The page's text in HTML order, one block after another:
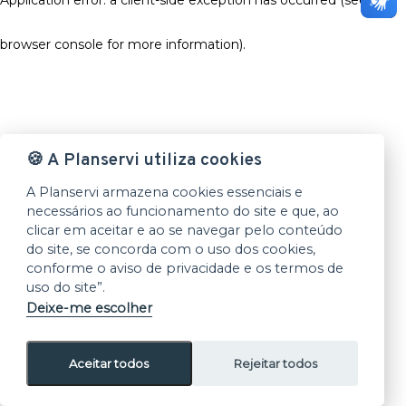
browser console for more information).
🍪 A Planservi utiliza cookies
A Planservi armazena cookies essenciais e
necessários ao funcionamento do site e que, ao
clicar em aceitar e ao se navegar pelo conteúdo
do site, se concorda com o uso dos cookies,
conforme o aviso de privacidade e os termos de
uso do site”.
Deixe-me escolher
Aceitar todos Rejeitar todos